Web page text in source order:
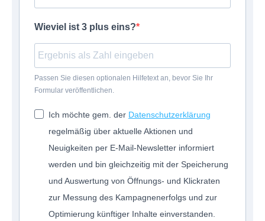
Wieviel ist 3 plus eins?
Passen Sie diesen optionalen Hilfetext an, bevor Sie Ihr
Formular veröffentlichen.
Ich möchte gem. der Datenschutzerklärung
regelmäßig über aktuelle Aktionen und
Neuigkeiten per E-Mail-Newsletter informiert
werden und bin gleichzeitig mit der Speicherung
und Auswertung von Öffnungs- und Klickraten
zur Messung des Kampagnenerfolgs und zur
Optimierung künftiger Inhalte einverstanden.